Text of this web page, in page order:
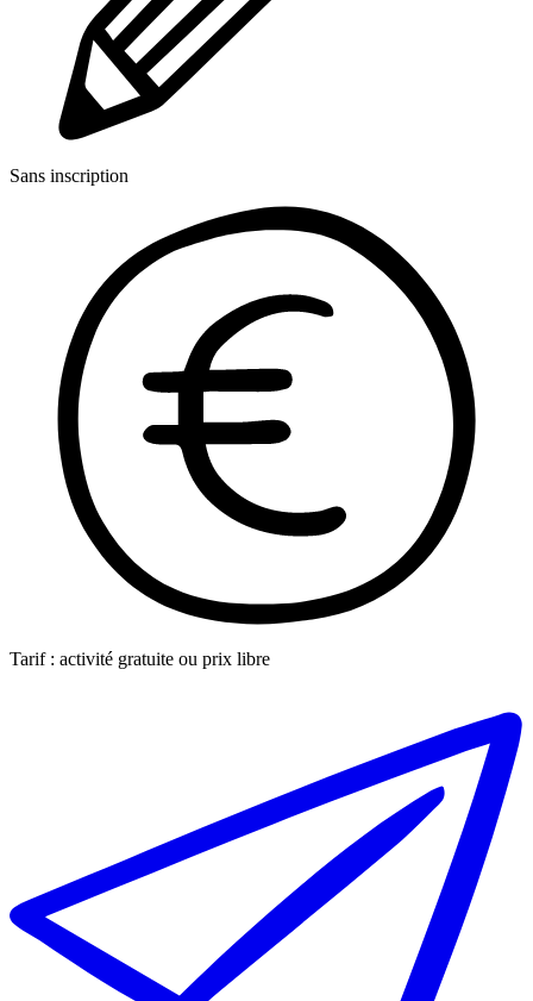
Sans inscription
Tarif : activité gratuite ou prix libre